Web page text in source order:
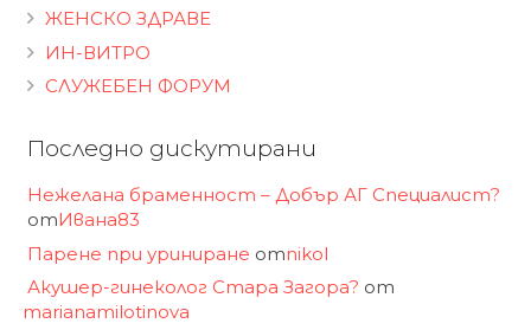
ЖЕНСКО ЗДРАВЕ
ИН-ВИТРО
СЛУЖЕБЕН ФОРУМ
Последно дискутирани
Нежелана браменност – Добър АГ Специалист?
отИвана83
Парене при уриниране отnikol
Акушер-гинеколог Стара Загора? от
marianamilotinova